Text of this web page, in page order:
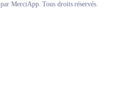
MerciApp. Tous droits réservés.